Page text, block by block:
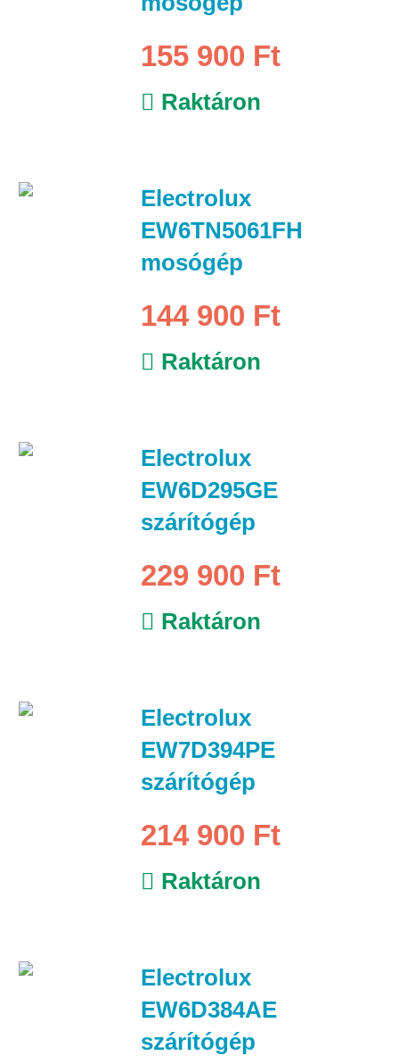
155 900 Ft
Raktáron
Electrolux
EW6TN5061FH
mosógép
144 900 Ft
Raktáron
Electrolux
EW6D295GE
szárítógép
229 900 Ft
Raktáron
Electrolux
EW7D394PE
szárítógép
214 900 Ft
Raktáron
Electrolux
EW6D384AE
szárítógép